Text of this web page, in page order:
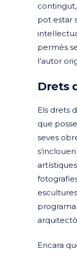
pot estar
permès
l’autor
Drets
Els drets
que
seves
artístiques
Encara